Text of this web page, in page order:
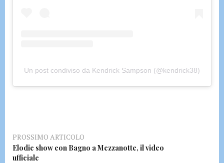
Un post condiviso da Kendrick Sampson (@kendrick38)
PROSSIMO ARTICOLO
Elodie show con Bagno a Mezzanotte, il video
ufficiale